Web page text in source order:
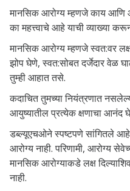
मानसिक आरोग्य म्हणजे काय आणि
का महत्त्वाचे आहे याची व्याख्या
मानसिक आरोग्य म्हणजे स्वत:वर
झोप घेणे, स्वत:सोबत दर्जेदार वेळ
तुम्ही आहात तसे.
कदाचित तुमच्या नियंत्रणात
आयुष्यातील प्रत्येक क्षणाचा आनंद
डब्ल्यूएचओने स्पष्टपणे सांगितले आहे
आरोग्य नाही. परिणामी, आरोग्य
मानसिक आरोग्याकडे लक्ष
नाही.